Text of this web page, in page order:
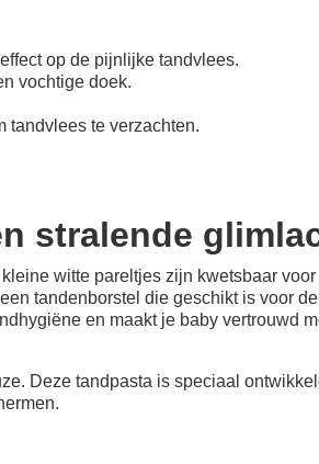
op de pijnlijke tandvlees.
vochtige doek.
tandvlees te verzachten.
stralende
witte pareltjes zijn kwetsbaar
tandenborstel die geschikt is voor
en maakt je baby vertrouwd
Deze tandpasta is speciaal